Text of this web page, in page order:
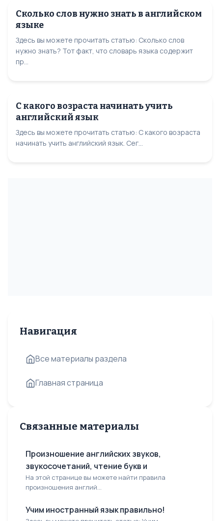
Сколько слов нужно знать в английском
языке
Здесь вы можете прочитать статью: Сколько слов
нужно знать? Тот факт, что словарь языка содержит
пр...
С какого возраста начинать учить
английский язык
Здесь вы можете прочитать статью: С какого возраста
начинать учить английский язык. Сег...
Навигация
Все материалы раздела
Главная страница
Связанные материалы
Произношение английских звуков,
звукосочетаний, чтение букв и
На этой странице вы можете найти правила
произношения англий...
Учим иностранный язык правильно!